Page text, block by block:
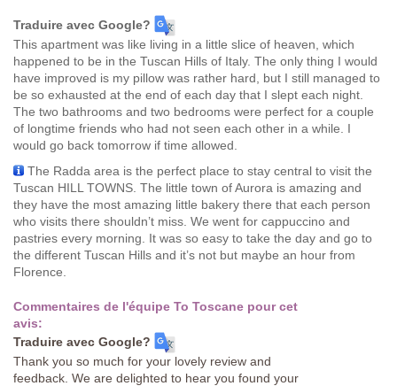
Traduire avec Google?
This apartment was like living in a little slice of heaven, which
happened to be in the Tuscan Hills of Italy. The only thing I would
have improved is my pillow was rather hard, but I still managed to
be so exhausted at the end of each day that I slept each night.
The two bathrooms and two bedrooms were perfect for a couple
of longtime friends who had not seen each other in a while. I
would go back tomorrow if time allowed.
The Radda area is the perfect place to stay central to visit the
Tuscan HILL TOWNS. The little town of Aurora is amazing and
they have the most amazing little bakery there that each person
who visits there shouldn’t miss. We went for cappuccino and
pastries every morning. It was so easy to take the day and go to
the different Tuscan Hills and it’s not but maybe an hour from
Florence.
Commentaires de l'équipe To Toscane pour cet
avis:
Traduire avec Google?
Thank you so much for your lovely review and
feedback. We are delighted to hear you found your